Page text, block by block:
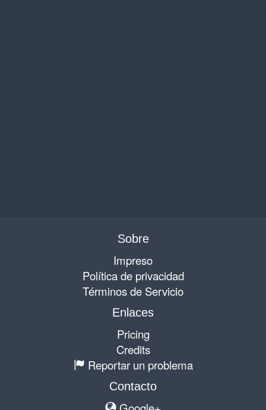
Sobre
Impreso
Política de privacidad
Términos de Servicio
Enlaces
Pricing
Credits
Reportar un problema
Contacto